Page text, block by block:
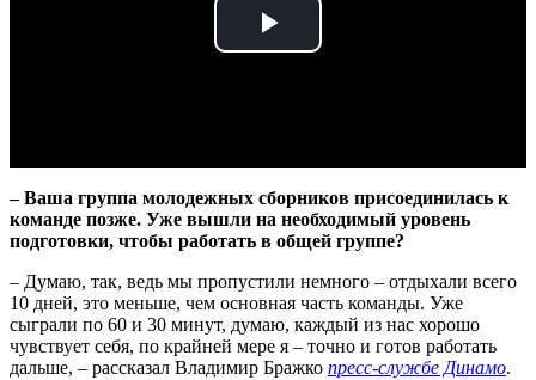
Play
– Ваша группа молодежных сборников присоединилась к
команде позже. Уже вышли на необходимый уровень
подготовки, чтобы работать в общей группе?
– Думаю, так, ведь мы пропустили немного – отдыхали всего
10 дней, это меньше, чем основная часть команды. Уже
сыграли по 60 и 30 минут, думаю, каждый из нас хорошо
чувствует себя, по крайней мере я – точно и готов работать
дальше, – рассказал Владимир Бражко пресс-службе Динамо.